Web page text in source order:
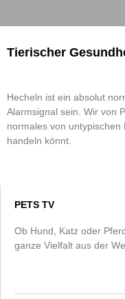
Tierischer
Hecheln ist ein absolut
Alarmsignal sein. Wir von
normales von
handeln könnt.
PETS TV
Ob Hund, Katz oder
ganze Vielfalt aus der